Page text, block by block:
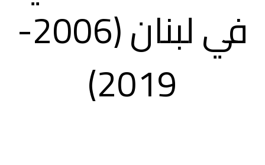
في لبنان (2006-
2019)